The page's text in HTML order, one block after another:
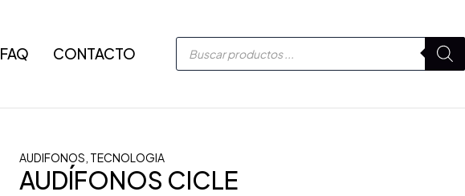
FAQ CONTACTO
AUDIFONOS TECNOLOGIA
AUDÍFONOS CICLE